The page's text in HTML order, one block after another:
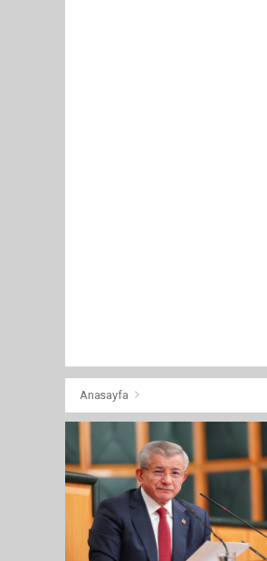
Anasayfa